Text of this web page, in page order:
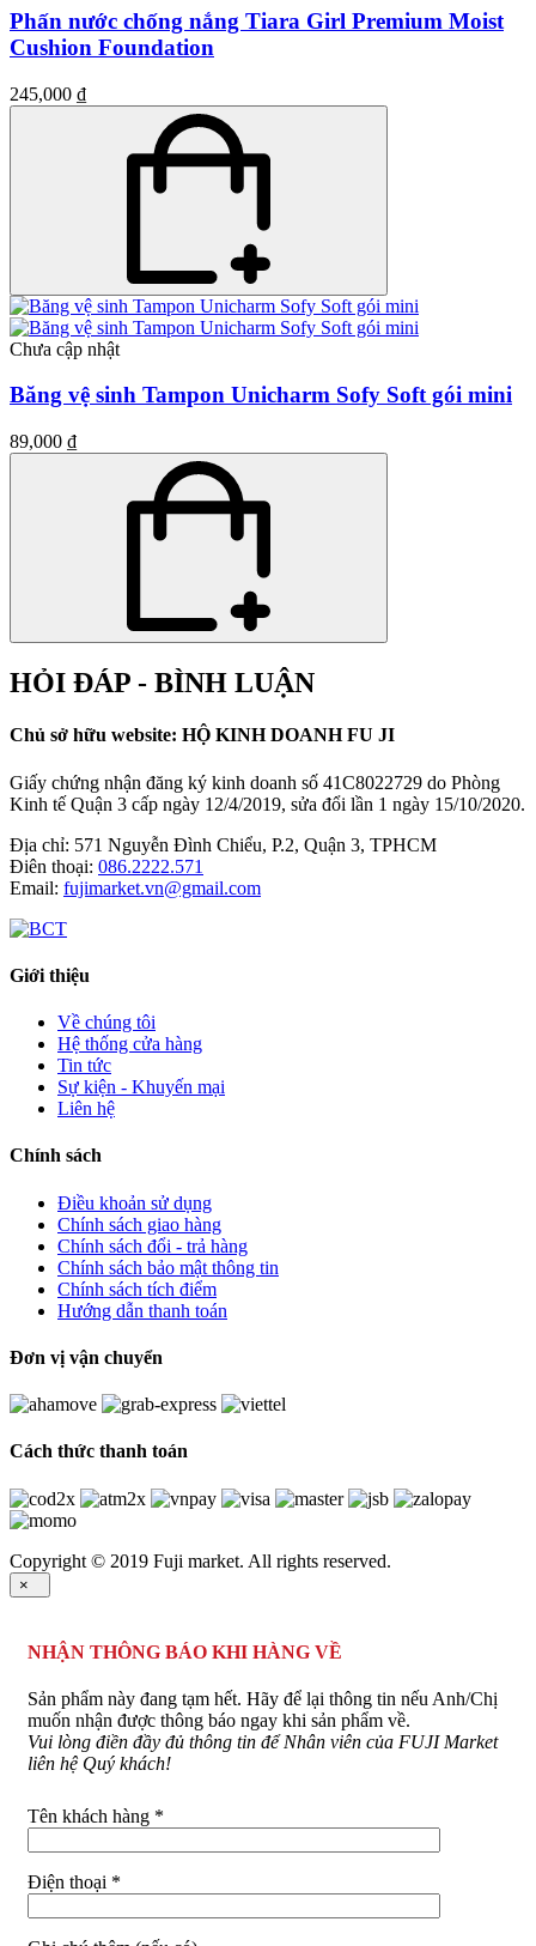
Phấn nước chống nắng Tiara Girl Premium Moist
Cushion Foundation
245,000 ₫
Chưa cập nhật
Băng vệ sinh Tampon Unicharm Sofy Soft gói mini
89,000 ₫
HỎI ĐÁP - BÌNH LUẬN
Chủ sở hữu website: HỘ KINH DOANH FU JI
Giấy chứng nhận đăng ký kinh doanh số 41C8022729 do Phòng
Kinh tế Quận 3 cấp ngày 12/4/2019, sửa đổi lần 1 ngày 15/10/2020.
Địa chỉ: 571 Nguyễn Đình Chiểu, P.2, Quận 3, TPHCM
Điên thoại: 086.2222.571
Email: fujimarket.vn@gmail.com
Giới thiệu
Về chúng tôi
Hệ thống cửa hàng
Tin tức
Sự kiện - Khuyến mại
Liên hệ
Chính sách
Điều khoản sử dụng
Chính sách giao hàng
Chính sách đổi - trả hàng
Chính sách bảo mật thông tin
Chính sách tích điểm
Hướng dẫn thanh toán
Đơn vị vận chuyển
Cách thức thanh toán
Copyright © 2019 Fuji market. All rights reserved.
×
NHẬN THÔNG BÁO KHI HÀNG VỀ
Sản phẩm này đang tạm hết. Hãy để lại thông tin nếu Anh/Chị
muốn nhận được thông báo ngay khi sản phẩm về.
Vui lòng điền đầy đủ thông tin để Nhân viên của FUJI Market
liên hệ Quý khách!
Tên khách hàng *
Điện thoại *